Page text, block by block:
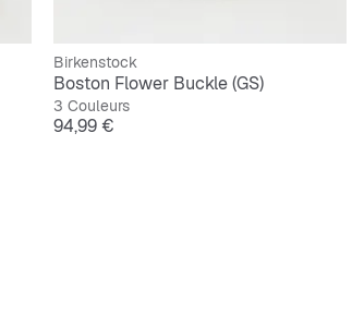
Birkenstock
Boston Flower Buckle (GS)
3 Couleurs
Prix
94,99 €